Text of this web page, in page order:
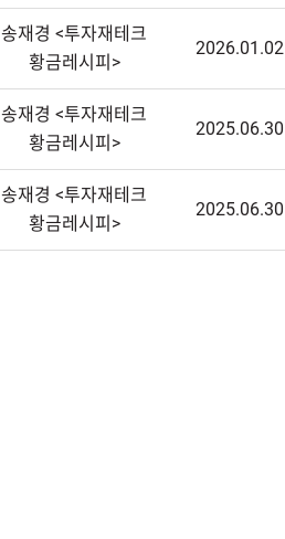
송재경<투자재테크
황금레시피>
2026.01.02
송재경<투자재테크
황금레시피>
2025.06.30
송재경<투자재테크
황금레시피>
2025.06.30